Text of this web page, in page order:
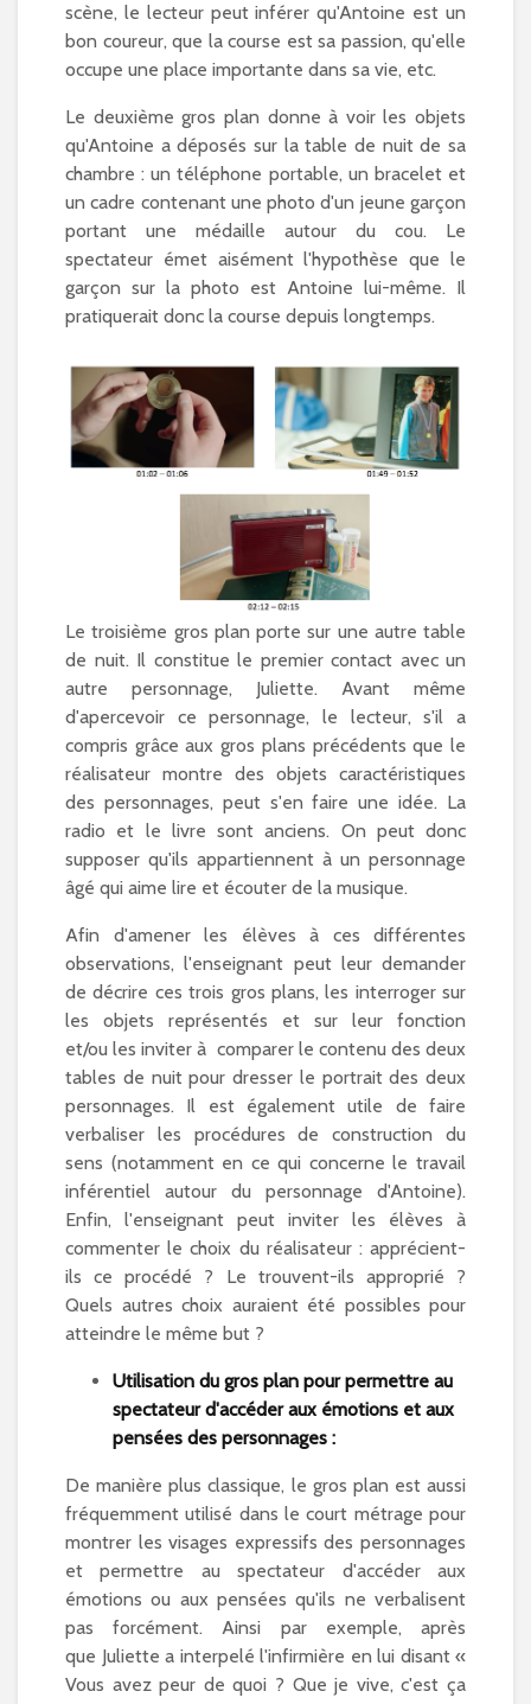
scène, le lecteur peut inférer qu'Antoine est un
bon coureur, que la course est sa passion, qu'elle
occupe une place importante dans sa vie, etc.
Le deuxième gros plan donne à voir les objets
qu'Antoine a déposés sur la table de nuit de sa
chambre : un téléphone portable, un bracelet et
un cadre contenant une photo d'un jeune garçon
portant une médaille autour du cou. Le
spectateur émet aisément l'hypothèse que le
garçon sur la photo est Antoine lui-même. Il
pratiquerait donc la course depuis longtemps.
Le troisième gros plan porte sur une autre table
de nuit. Il constitue le premier contact avec un
autre personnage, Juliette. Avant même
d'apercevoir ce personnage, le lecteur, s'il a
compris grâce aux gros plans précédents que le
réalisateur montre des objets caractéristiques
des personnages, peut s'en faire une idée. La
radio et le livre sont anciens. On peut donc
supposer qu'ils appartiennent à un personnage
âgé qui aime lire et écouter de la musique.
Afin d'amener les élèves à ces différentes
observations, l'enseignant peut leur demander
de décrire ces trois gros plans, les interroger sur
les objets représentés et sur leur fonction
et/ou les inviter à comparer le contenu des deux
tables de nuit pour dresser le portrait des deux
personnages. Il est également utile de faire
verbaliser les procédures de construction du
sens (notamment en ce qui concerne le travail
inférentiel autour du personnage d'Antoine).
Enfin, l'enseignant peut inviter les élèves à
commenter le choix du réalisateur : apprécient-
ils ce procédé ? Le trouvent-ils approprié ?
Quels autres choix auraient été possibles pour
atteindre le même but ?
Utilisation du gros plan pour permettre au
spectateur d'accéder aux émotions et aux
pensées des personnages :
De manière plus classique, le gros plan est aussi
fréquemment utilisé dans le court métrage pour
montrer les visages expressifs des personnages
et permettre au spectateur d'accéder aux
émotions ou aux pensées qu'ils ne verbalisent
pas forcément. Ainsi par exemple, après
que Juliette a interpelé l'infirmière en lui disant «
Vous avez peur de quoi ? Que je vive, c'est ça